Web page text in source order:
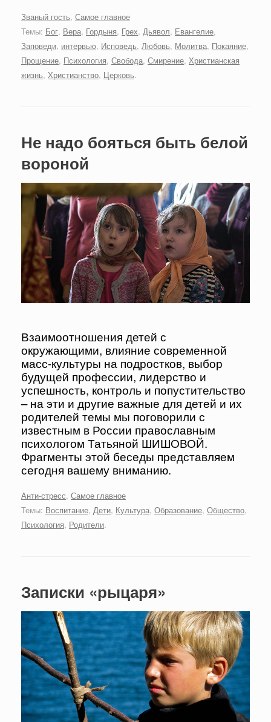
Званый гость, Самое главное
Темы: Бог, Вера, Гордыня, Грех, Дьявол, Евангелие,
Заповеди, интервью, Исповедь, Любовь, Молитва, Покаяние,
Прощение, Психология, Свобода, Смирение, Христианская
жизнь, Христианство, Церковь.
Не надо бояться быть белой
вороной
Взаимоотношения детей с
окружающими, влияние современной
масс-культуры на подростков, выбор
будущей профессии, лидерство и
успешность, контроль и попустительство
– на эти и другие важные для детей и их
родителей темы мы поговорили с
известным в России православным
психологом Татьяной ШИШОВОЙ.
Фрагменты этой беседы представляем
сегодня вашему вниманию.
Анти-стресс, Самое главное
Темы: Воспитание, Дети, Культура, Образование, Общество,
Психология, Родители.
Записки «рыцаря»